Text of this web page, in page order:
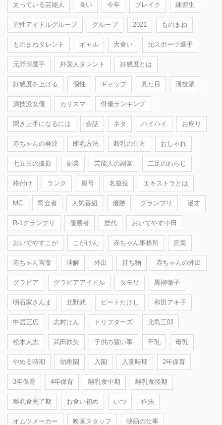
太っている芸能人 高い 今年 ブレイク 練習生
男性アイドルグループ グループ 2021 ものまね
ものまねタレント ギャル 大食い 元スポーツ選手
元野球選手 外国人タレント 好感度とは
好感度を上げる 個性 ギャップ 見た目 演技派
演技派女優 カリスマ 俳優ランキング
聞き上手になるには 会話 ネタ ハイハイ お座り
赤ちゃんの発達 断乳方法 断乳の仕方 おしゃれ
七五三の撮影 副業 芸能人の副業 二足のわらじ
格付け ランク 屋号 名脇役 エキストラとは
MC 司会者 人気番組 優勝 グランプリ 漫才
R-1グランプリ 優勝者 歴代 おいでやす小田
おいでやすこが こがけん 赤ちゃん事務所 言葉
赤ちゃん言葉 理解 外出 持ち物 赤ちゃんの外出
グラビア グラビアアイドル タモリ 黒柳徹子
明石家さんま 北野武 ビートたけし 和田アキ子
中居正広 志村けん ドリフターズ 北島三郎
松本人志 武田鉄矢 子供の習い事 卒乳 母乳
やめる時期 幼稚園 入園 入園時期 2年保育
3年保育 4年保育 離乳食中期 離乳食後期
離乳食完了期 お食い初め いつ 作法
オムツメーカー 映画スタッフ 映画の仕事